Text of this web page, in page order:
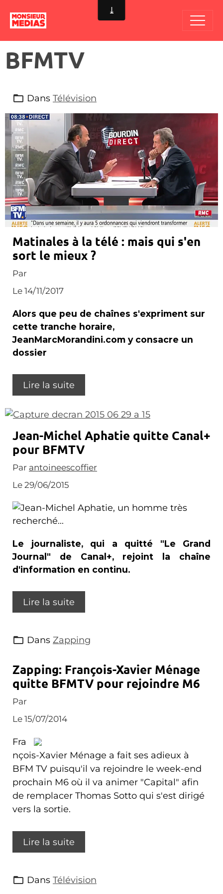
BFMTV
Dans Télévision
Matinales à la télé : mais qui s'en
sort le mieux ?
Par
Le 14/11/2017
Alors que peu de chaînes s'expriment sur
cette tranche horaire,
JeanMarcMorandini.com y consacre un
dossier
Lire la suite
Jean-Michel Aphatie quitte Canal+
pour BFMTV
Par antoineescoffier
Le 29/06/2015
Le journaliste, qui a quitté "Le Grand
Journal" de Canal+, rejoint la chaîne
d'information en continu.
Lire la suite
Dans Zapping
Zapping: François-Xavier Ménage
quitte BFMTV pour rejoindre M6
Par
Le 15/07/2014
Fra
nçois-Xavier Ménage a fait ses adieux à
BFM TV puisqu'il va rejoindre le week-end
prochain M6 où il va animer "Capital" afin
de remplacer Thomas Sotto qui s'est dirigé
vers la sortie.
Lire la suite
Dans Télévision